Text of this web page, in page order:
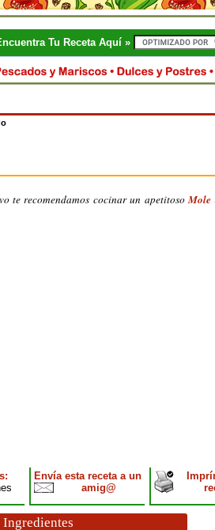
Tu Receta Aquí »
te recomendamos cocinar un apetitosoMole
Envía esta receta a un
amig@
Ingredientes